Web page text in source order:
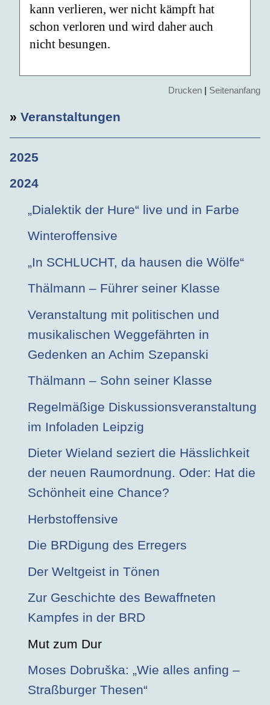
kann verlieren, wer nicht kämpft hat
schon verloren und wird daher auch
nicht besungen.
Drucken | Seitenanfang
» Veranstaltungen
2025
2024
„Dialektik der Hure“ live und in Farbe
Winteroffensive
„In SCHLUCHT, da hausen die Wölfe“
Thälmann – Führer seiner Klasse
Veranstaltung mit politischen und
musikalischen Weggefährten in
Gedenken an Achim Szepanski
Thälmann – Sohn seiner Klasse
Regelmäßige Diskussionsveranstaltung
im Infoladen Leipzig
Dieter Wieland seziert die Hässlichkeit
der neuen Raumordnung. Oder: Hat die
Schönheit eine Chance?
Herbstoffensive
Die BRDigung des Erregers
Der Weltgeist in Tönen
Zur Geschichte des Bewaffneten
Kampfes in der BRD
Mut zum Dur
Moses Dobruška: „Wie alles anfing –
Straßburger Thesen“